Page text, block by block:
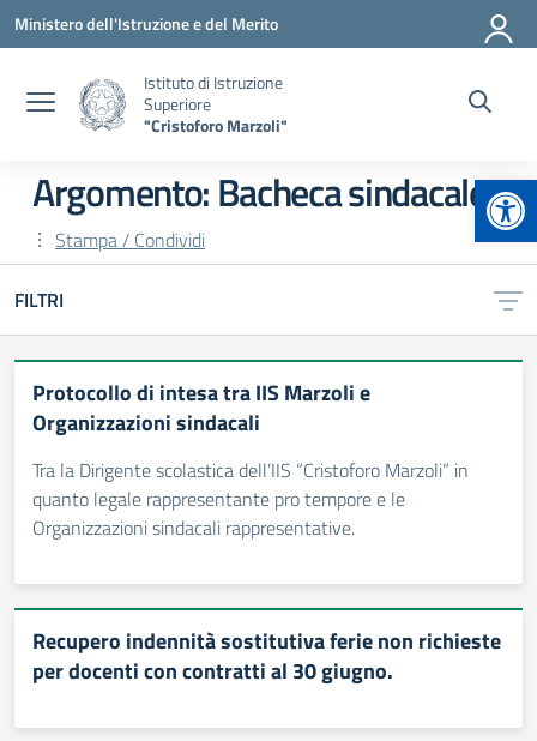
Vai ai contenuti
Vai al menu di navigazione
Vai al footer
Ministero dell'Istruzione e del Merito
Istituto di Istruzione
Superiore
"Cristoforo Marzoli"
Argomento: Bacheca sindacale
Stampa / Condividi
FILTRI
Protocollo di intesa tra IIS Marzoli e
Organizzazioni sindacali
Tra la Dirigente scolastica dell’IIS “Cristoforo Marzoli” in
quanto legale rappresentante pro tempore e le
Organizzazioni sindacali rappresentative.
Recupero indennità sostitutiva ferie non richieste
per docenti con contratti al 30 giugno.